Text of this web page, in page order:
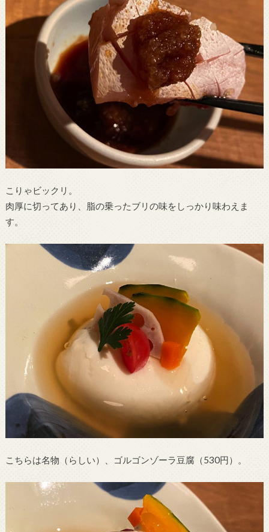
こりゃビックリ。
肉厚に切ってあり、脂の乗ったブリの味をしっかり味わえま
す。
こちらは名物（らしい）、ゴルゴンゾーラ豆腐（530円）。